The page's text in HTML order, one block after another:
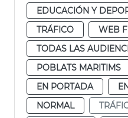
EDUCACIÓN Y
TRÁFICO
WEB
TODAS LAS
POBLATS MARITIMS
EN PORTADA
NORMAL